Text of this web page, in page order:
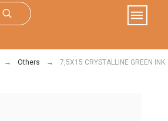
Others 7,5X15 CRYSTALLINE GREEN INK